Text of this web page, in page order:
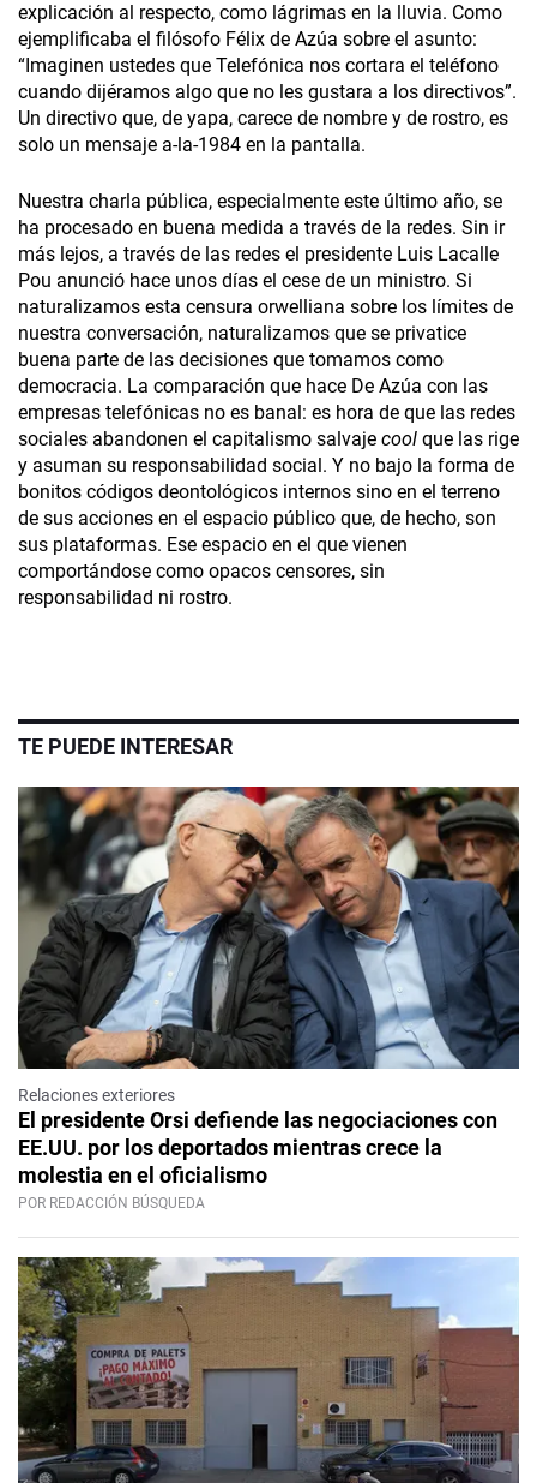
explicación al respecto, como lágrimas en la lluvia. Como
ejemplificaba el filósofo Félix de Azúa sobre el asunto:
“Imaginen ustedes que Telefónica nos cortara el teléfono
cuando dijéramos algo que no les gustara a los directivos”.
Un directivo que, de yapa, carece de nombre y de rostro, es
solo un mensaje a-la-1984 en la pantalla.
Nuestra charla pública, especialmente este último año, se
ha procesado en buena medida a través de la redes. Sin ir
más lejos, a través de las redes el presidente Luis Lacalle
Pou anunció hace unos días el cese de un ministro. Si
naturalizamos esta censura orwelliana sobre los límites de
nuestra conversación, naturalizamos que se privatice
buena parte de las decisiones que tomamos como
democracia. La comparación que hace De Azúa con las
empresas telefónicas no es banal: es hora de que las redes
sociales abandonen el capitalismo salvaje cool que las rige
y asuman su responsabilidad social. Y no bajo la forma de
bonitos códigos deontológicos internos sino en el terreno
de sus acciones en el espacio público que, de hecho, son
sus plataformas. Ese espacio en el que vienen
comportándose como opacos censores, sin
responsabilidad ni rostro.
TE PUEDE INTERESAR
Relaciones exteriores
El presidente Orsi defiende las negociaciones con
EE.UU. por los deportados mientras crece la
molestia en el oficialismo
POR REDACCIÓN BÚSQUEDA